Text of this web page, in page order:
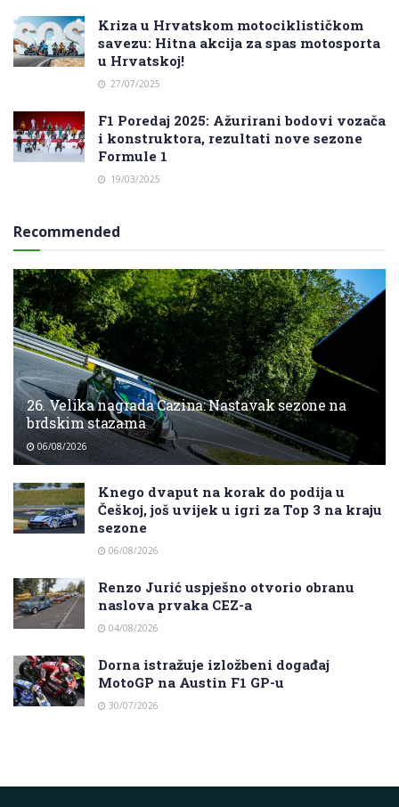
Kriza u Hrvatskom motociklističkom
savezu: Hitna akcija za spas motosporta
u Hrvatskoj!
27/07/2025
F1 Poredaj 2025: Ažurirani bodovi vozača
i konstruktora, rezultati nove sezone
Formule 1
19/03/2025
Recommended
26. Velika nagrada Cazina: Nastavak sezone na
brdskim stazama
06/08/2026
Knego dvaput na korak do podija u
Češkoj, još uvijek u igri za Top 3 na kraju
sezone
06/08/2026
Renzo Jurić uspješno otvorio obranu
naslova prvaka CEZ-a
04/08/2026
Dorna istražuje izložbeni događaj
MotoGP na Austin F1 GP-u
30/07/2026